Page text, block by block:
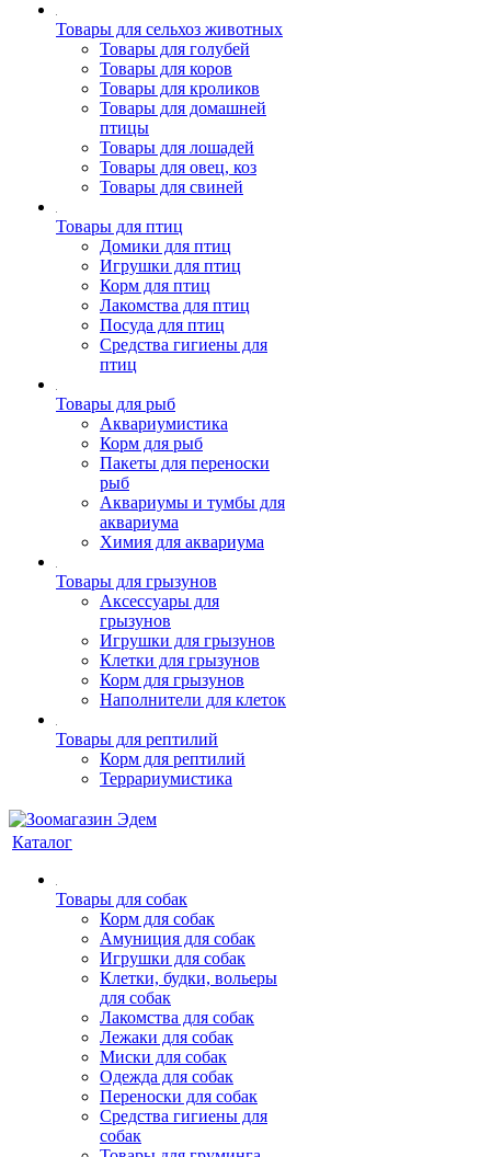
Товары для сельхоз животных
Товары для голубей
Товары для коров
Товары для кроликов
Товары для домашней
птицы
Товары для лошадей
Товары для овец, коз
Товары для свиней
Товары для птиц
Домики для птиц
Игрушки для птиц
Корм для птиц
Лакомства для птиц
Посуда для птиц
Средства гигиены для
птиц
Товары для рыб
Аквариумистика
Корм для рыб
Пакеты для переноски
рыб
Аквариумы и тумбы для
аквариума
Химия для аквариума
Товары для грызунов
Аксессуары для
грызунов
Игрушки для грызунов
Клетки для грызунов
Корм для грызунов
Наполнители для клеток
Товары для рептилий
Корм для рептилий
Террариумистика
Каталог
Товары для собак
Корм для собак
Амуниция для собак
Игрушки для собак
Клетки, будки, вольеры
для собак
Лакомства для собак
Лежаки для собак
Миски для собак
Одежда для собак
Переноски для собак
Средства гигиены для
собак